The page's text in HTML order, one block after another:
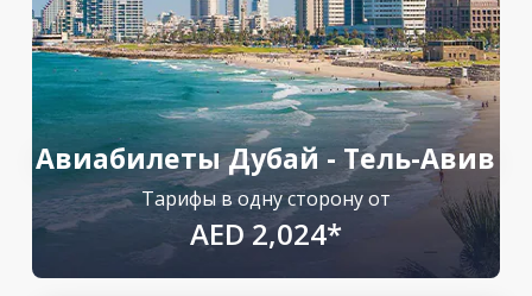
Авиабилеты Дубай - Тель-Авив
Тарифы в одну сторону от
AED 2,024*